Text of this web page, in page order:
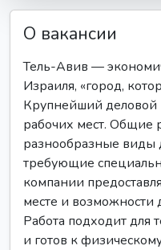
О вакансии
Тель-Авив —
Израиля, «город,
Крупнейший деловой
рабочих мест. Общие
разнообразные виды
требующие
компании
месте и возможности
Работа подходит для
и готов к